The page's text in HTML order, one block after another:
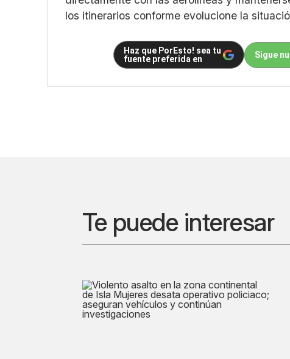
los itinerarios conforme evolucione la
Haz que PorEsto! sea tu
fuente preferida en
Sigue
Te puede interesar